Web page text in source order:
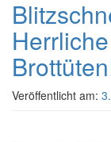
Veröffentlicht am: